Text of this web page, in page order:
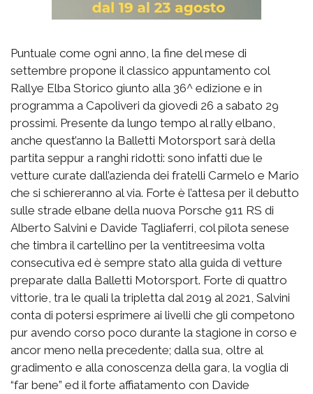
Puntuale come ogni anno, la fine del mese di
settembre propone il classico appuntamento col
Rallye Elba Storico giunto alla 36^ edizione e in
programma a Capoliveri da giovedì 26 a sabato 29
prossimi. Presente da lungo tempo al rally elbano,
anche quest’anno la Balletti Motorsport sarà della
partita seppur a ranghi ridotti: sono infatti due le
vetture curate dall’azienda dei fratelli Carmelo e Mario
che si schiereranno al via. Forte è l’attesa per il debutto
sulle strade elbane della nuova Porsche 911 RS di
Alberto Salvini e Davide Tagliaferri, col pilota senese
che timbra il cartellino per la ventitreesima volta
consecutiva ed è sempre stato alla guida di vetture
preparate dalla Balletti Motorsport. Forte di quattro
vittorie, tra le quali la tripletta dal 2019 al 2021, Salvini
conta di potersi esprimere ai livelli che gli competono
pur avendo corso poco durante la stagione in corso e
ancor meno nella precedente; dalla sua, oltre al
gradimento e alla conoscenza della gara, la voglia di
“far bene” ed il forte affiatamento con Davide